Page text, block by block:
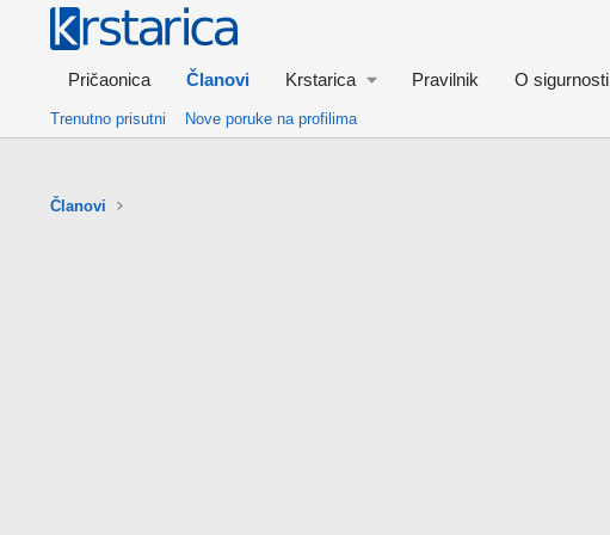
Pričaonica Članovi Krstarica Pravilnik O sigurnosti
Trenutno prisutni Nove poruke na profilima
Članovi